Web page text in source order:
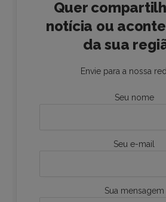
Quer
notícia ou
da sua
Envie para a nossa
Seu nome
Seu e-mail
Sua mensagem